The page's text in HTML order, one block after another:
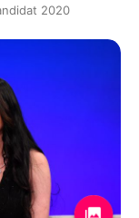
2020